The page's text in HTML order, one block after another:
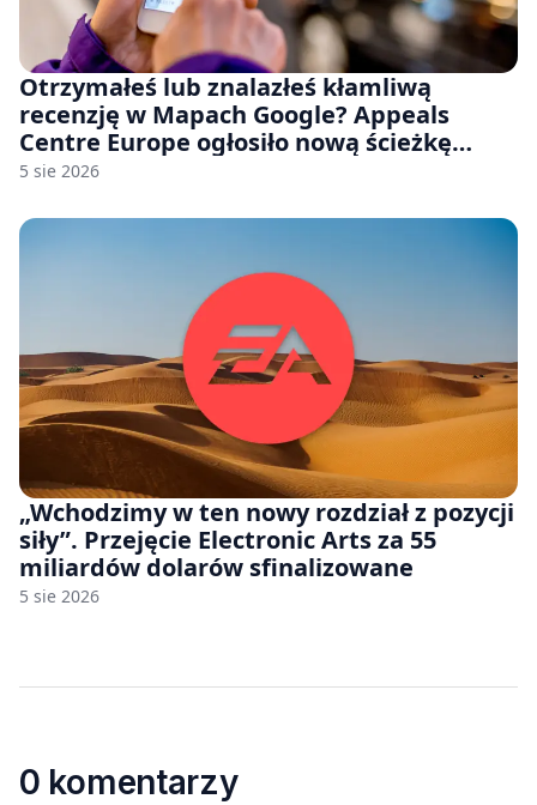
Otrzymałeś lub znalazłeś kłamliwą
recenzję w Mapach Google? Appeals
Centre Europe ogłosiło nową ścieżkę
odwoławczą dla firm i konsumentów
5 sie 2026
„Wchodzimy w ten nowy rozdział z pozycji
siły”. Przejęcie Electronic Arts za 55
miliardów dolarów sfinalizowane
5 sie 2026
0 komentarzy